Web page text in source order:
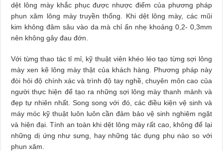
dệt lông mày khắc phục được nhược điểm của phương pháp
phun xăm lông mày truyền thống. Khi dệt lông mày, các mũi
kim không đâm sâu vào da mà chỉ ấn nhẹ khoảng 0,2- 0,3mm
nên không gây đau đớn.
Với từng thao tác tỉ mỉ, kỹ thuật viên khéo léo tạo từng sợi lông
mày xen kẽ lông mày thật của khách hàng. Phương pháp này
đòi hỏi độ chính xác và trình độ tay nghề, chuyên môn cao của
người thực hiện để tạo ra những sợi lông mày thanh mảnh và
đẹp tự nhiên nhất. Song song với đó, các điều kiện vệ sinh và
máy móc kỹ thuật luôn luôn cần đảm bảo vệ sinh nghiêm ngặt
và hiện đại. Tính an toàn khi dệt lông mày rất cao, không để lại
những dị ứng như sưng, hay những tác dụng phụ nào so với
phun xăm.